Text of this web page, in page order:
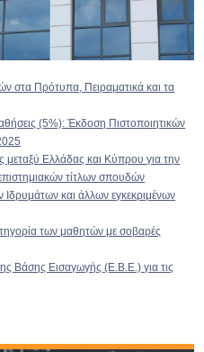
στα Πρότυπα, Πειραματικά και τα
(5%): Έκδοση Πιστοποιητικών
Ελλάδας και Κύπρου για την
τίτλων σπουδών
και άλλων εγκεκριμένων
των μαθητών με σοβαρές
Βάσης Εισαγωγής (Ε.Β.Ε.) για τις